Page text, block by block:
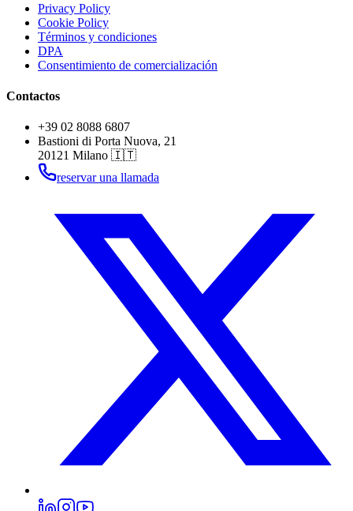
Privacy Policy
Cookie Policy
Términos y condiciones
DPA
Consentimiento de comercialización
Contactos
+39 02 8088 6807
Bastioni di Porta Nuova, 21
20121 Milano 🇮🇹
reservar una llamada